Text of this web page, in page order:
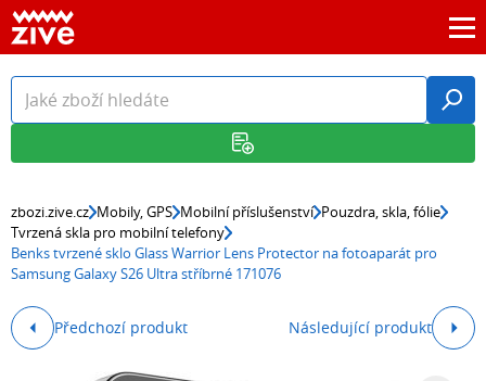
zbozi.zive.cz Mobily, GPS Mobilní příslušenství Pouzdra, skla, fólie
Tvrzená skla pro mobilní telefony
Benks tvrzené sklo Glass Warrior Lens Protector na fotoaparát pro
Samsung Galaxy S26 Ultra stříbrné 171076
Předchozí produkt Následující produkt